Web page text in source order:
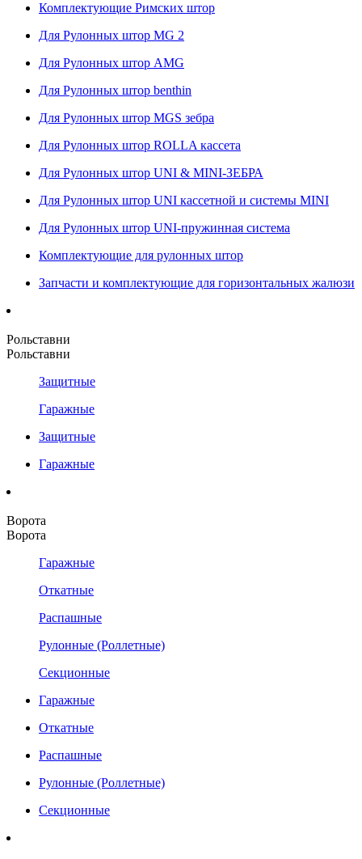
Комплектующие Римских штор
Для Рулонных штор MG 2
Для Рулонных штор AMG
Для Рулонных штор benthin
Для Рулонных штор MGS зебра
Для Рулонных штор ROLLA кассета
Для Рулонных штор UNI & MINI-ЗЕБРА
Для Рулонных штор UNI кассетной и системы MINI
Для Рулонных штор UNI-пружинная система
Комплектующие для рулонных штор
Запчасти и комплектующие для горизонтальных жалюзи
Рольставни
Рольставни
Защитные
Гаражные
Защитные
Гаражные
Ворота
Ворота
Гаражные
Откатные
Распашные
Рулонные (Роллетные)
Секционные
Гаражные
Откатные
Распашные
Рулонные (Роллетные)
Секционные